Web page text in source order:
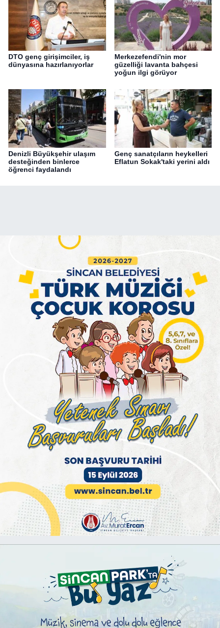
DTO genç girişimciler, iş
dünyasına hazırlanıyorlar
Merkezefendi'nin mor
güzelliği lavanta bahçesi
yoğun ilgi görüyor
Denizli Büyükşehir ulaşım
desteğinden binlerce
öğrenci faydalandı
Genç sanatçıların heykelleri
Eflatun Sokak'taki yerini aldı